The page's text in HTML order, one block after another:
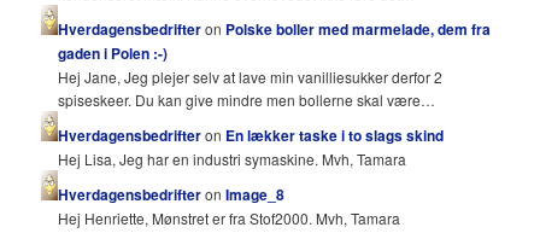
Hverdagensbedrifteron Polske boller med marmelade, dem fra
gaden i Polen :-)
Hej Jane, Jeg plejer selv at lave min vanilliesukker derfor 2
spiseskeer. Du kan give mindre men bollerne skal være…
Hverdagensbedrifteron En lækker taske i to slags skind
Hej Lisa, Jeg har en industri symaskine. Mvh, Tamara
HverdagensbedrifteronImage_8
Hej Henriette, Mønstret er fra Stof2000. Mvh, Tamara